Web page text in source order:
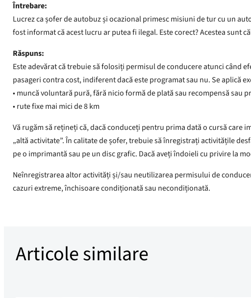
Întrebare:
Lucrez ca șofer de autobuz și ocazional primesc misiuni de tur cu un
fost informat că acest lucru ar putea fi ilegal. Este corect? Acestea sunt
Răspuns:
Este adevărat că trebuie să folosiți permisul de conducere atunci
pasageri contra cost, indiferent dacă este programat sau nu. Se aplică
• muncă voluntară pură, fără nicio formă de plată sau recompensă sau
• rute fixe mai mici de 8 km
Vă rugăm să rețineți că, dacă conduceți pentru prima dată o cursă
„altă activitate”. În calitate de șofer, trebuie să înregistrați activitățile
pe o imprimantă sau pe un disc grafic. Dacă aveți îndoieli cu privire la
Neînregistrarea altor activități și/sau neutilizarea permisului de
cazuri extreme, închisoare condiționată sau necondiționată.
Articole similare